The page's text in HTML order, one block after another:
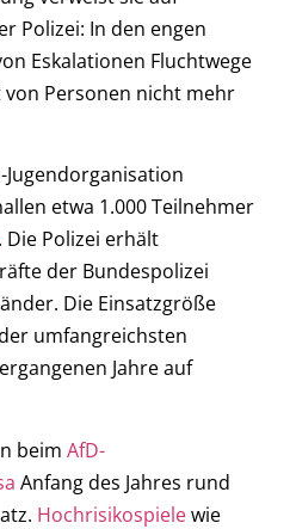
Polizei: In den engen
Eskalationen Fluchtwege
Personen nicht mehr
Jugendorganisation
etwa 1.000 Teilnehmer
Die Polizei erhält
der Bundespolizei
Die Einsatzgröße
umfangreichsten
Jahre auf
beim AfD-
Anfang des Jahres rund
Hochrisikospielewie